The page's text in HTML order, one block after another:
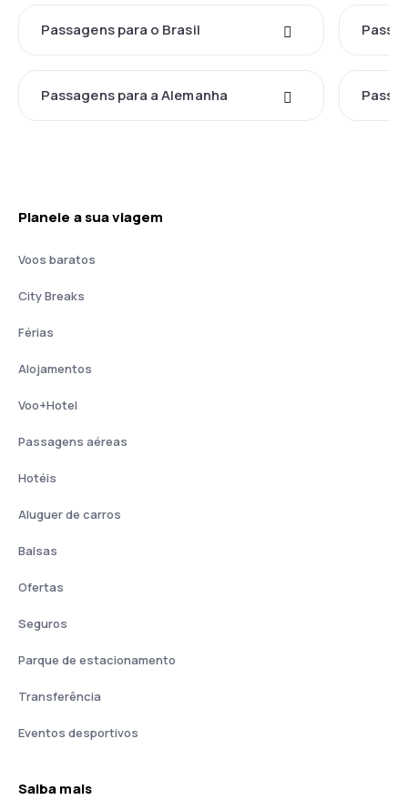
Passagens para o Brasil
Passagens para a Alemanha
Planeie a sua viagem
Voos baratos
City Breaks
Férias
Alojamentos
Voo+Hotel
Passagens aéreas
Hotéis
Aluguer de carros
Balsas
Ofertas
Seguros
Parque de estacionamento
Transferência
Eventos desportivos
Saiba mais